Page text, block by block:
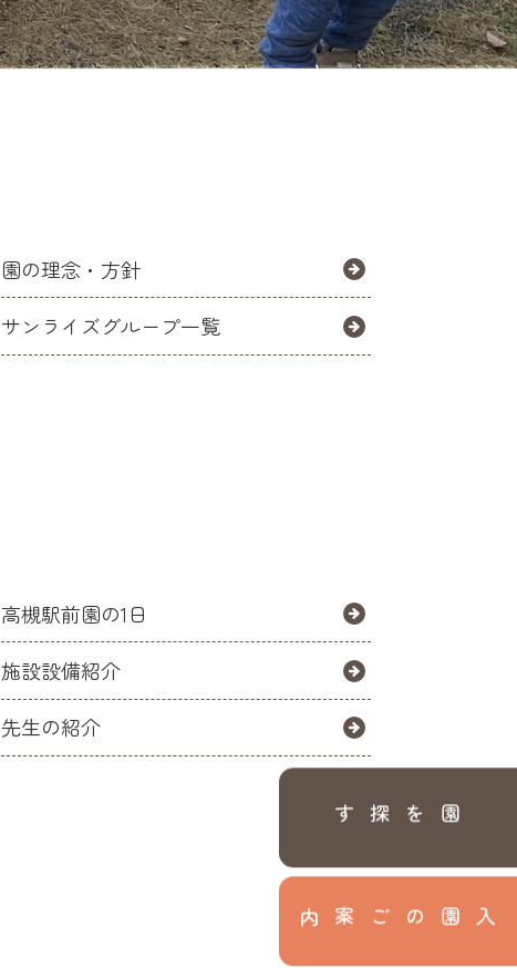
園を探す
入園のご案内
園の理念・方針
サンライズグループ一覧
高槻駅前園の1日
施設設備紹介
先生の紹介